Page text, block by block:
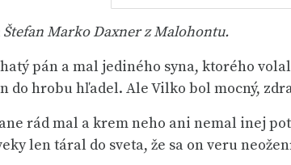
Štefan Marko Daxner z Malohontu.
pán a mal jediného syna, ktorého
do hrobu hľadel. Ale Vilko bol mocný,
rád mal a krem neho ani nemal inej
len táral do sveta, že sa on veru